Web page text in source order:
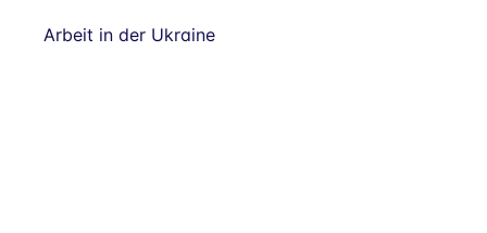
Arbeit in der Ukraine